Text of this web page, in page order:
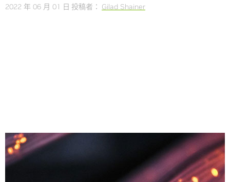
2022 年 06 月 01 日 投稿者： Gilad Shainer
Share